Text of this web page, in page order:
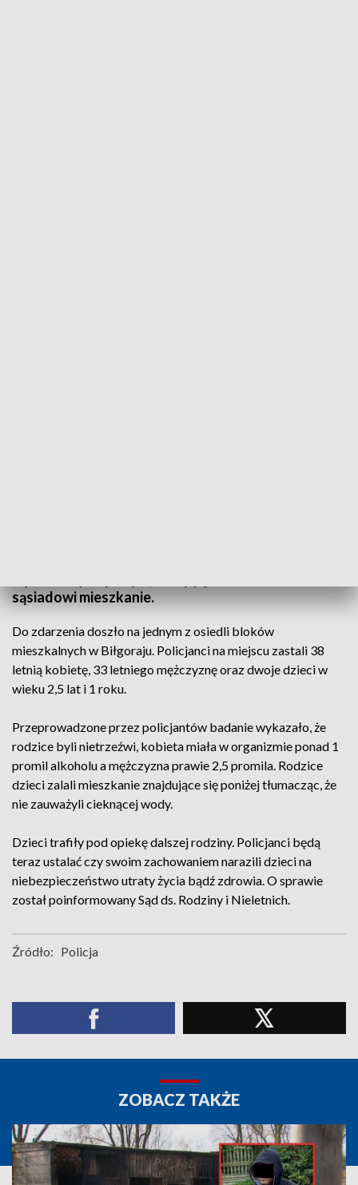
sąsiadowi mieszkanie.
Do zdarzenia doszło na jednym z osiedli bloków
mieszkalnych w Biłgoraju. Policjanci na miejscu zastali 38
letnią kobietę, 33 letniego mężczyznę oraz dwoje dzieci w
wieku 2,5 lat i 1 roku.
Przeprowadzone przez policjantów badanie wykazało, że
rodzice byli nietrzeźwi, kobieta miała w organizmie ponad 1
promil alkoholu a mężczyzna prawie 2,5 promila. Rodzice
dzieci zalali mieszkanie znajdujące się poniżej tłumacząc, że
nie zauważyli cieknącej wody.
Dzieci trafiły pod opiekę dalszej rodziny. Policjanci będą
teraz ustalać czy swoim zachowaniem narazili dzieci na
niebezpieczeństwo utraty życia bądź zdrowia. O sprawie
został poinformowany Sąd ds. Rodziny i Nieletnich.
Źródło: Policja
ZOBACZ TAKŻE